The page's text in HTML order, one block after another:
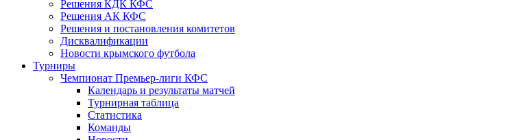
Решения КДК КФС
Решения АК КФС
Решения и постановления комитетов
Дисквалификации
Новости крымского футбола
Турниры
Чемпионат Премьер-лиги КФС
Календарь и результаты матчей
Турнирная таблица
Статистика
Команды